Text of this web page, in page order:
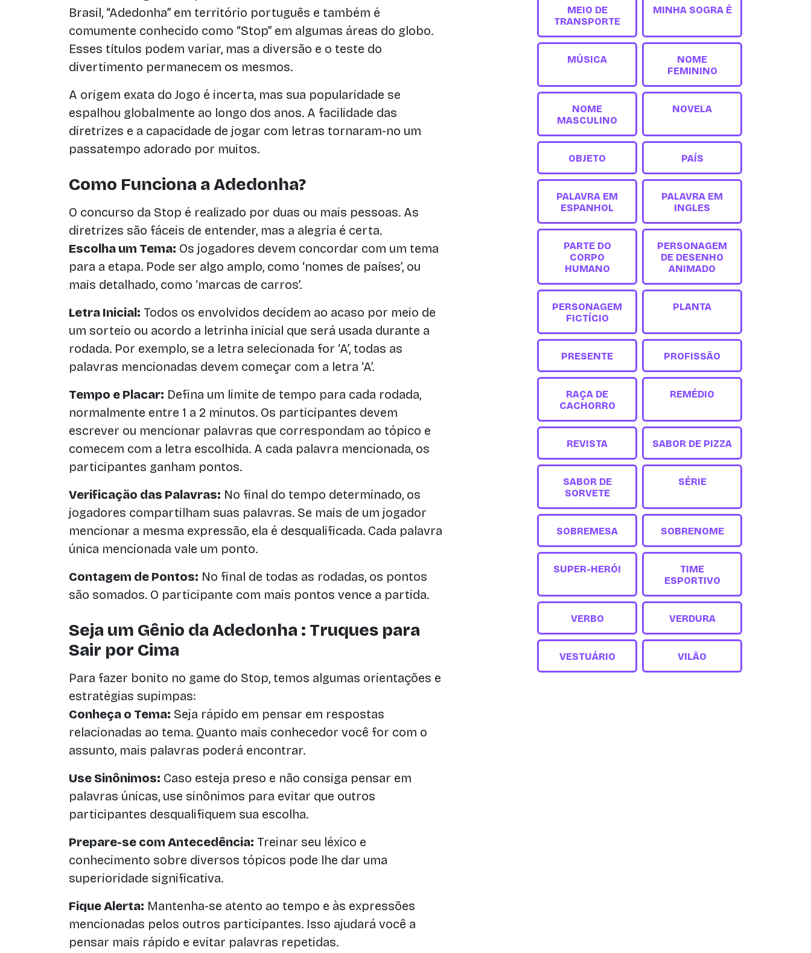
Brasil, “Adedonha” em território português e também é
comumente conhecido como “Stop” em algumas áreas do globo.
Esses títulos podem variar, mas a diversão e o teste do
divertimento permanecem os mesmos.
A origem exata do Jogo é incerta, mas sua popularidade se
espalhou globalmente ao longo dos anos. A facilidade das
diretrizes e a capacidade de jogar com letras tornaram-no um
passatempo adorado por muitos.
Como Funciona a Adedonha?
O concurso da Stop é realizado por duas ou mais pessoas. As
diretrizes são fáceis de entender, mas a alegria é certa.
Escolha um Tema: Os jogadores devem concordar com um tema
para a etapa. Pode ser algo amplo, como ‘nomes de países’, ou
mais detalhado, como ‘marcas de carros’.
Letra Inicial: Todos os envolvidos decidem ao acaso por meio de
um sorteio ou acordo a letrinha inicial que será usada durante a
rodada. Por exemplo, se a letra selecionada for ‘A’, todas as
palavras mencionadas devem começar com a letra ‘A’.
Tempo e Placar: Defina um limite de tempo para cada rodada,
normalmente entre 1 a 2 minutos. Os participantes devem
escrever ou mencionar palavras que correspondam ao tópico e
comecem com a letra escolhida. A cada palavra mencionada, os
participantes ganham pontos.
Verificação das Palavras: No final do tempo determinado, os
jogadores compartilham suas palavras. Se mais de um jogador
mencionar a mesma expressão, ela é desqualificada. Cada palavra
única mencionada vale um ponto.
Contagem de Pontos: No final de todas as rodadas, os pontos
são somados. O participante com mais pontos vence a partida.
Seja um Gênio da Adedonha : Truques para
Sair por Cima
Para fazer bonito no game do Stop, temos algumas orientações e
estratégias supimpas:
Conheça o Tema: Seja rápido em pensar em respostas
relacionadas ao tema. Quanto mais conhecedor você for com o
assunto, mais palavras poderá encontrar.
Use Sinônimos: Caso esteja preso e não consiga pensar em
palavras únicas, use sinônimos para evitar que outros
participantes desqualifiquem sua escolha.
Prepare-se com Antecedência: Treinar seu léxico e
conhecimento sobre diversos tópicos pode lhe dar uma
superioridade significativa.
Fique Alerta: Mantenha-se atento ao tempo e às expressões
mencionadas pelos outros participantes. Isso ajudará você a
pensar mais rápido e evitar palavras repetidas.
MEIO DE
TRANSPORTE
MINHA SOGRA É
MÚSICA
NOME
FEMININO
NOME
MASCULINO
NOVELA
OBJETO PAÍS
PALAVRA EM
ESPANHOL
PALAVRA EM
INGLES
PARTE DO
CORPO
HUMANO
PERSONAGEM
DE DESENHO
ANIMADO
PERSONAGEM
FICTÍCIO
PLANTA
PRESENTE PROFISSÃO
RAÇA DE
CACHORRO
REMÉDIO
REVISTA SABOR DE PIZZA
SABOR DE
SORVETE
SÉRIE
SOBREMESA SOBRENOME
SUPER-HERÓI
TIME
ESPORTIVO
VERBO VERDURA
VESTUÁRIO VILÃO